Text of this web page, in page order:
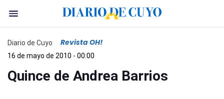
Diario de Cuyo Revista OH!
16 de mayo de 2010 - 00:00
Quince de Andrea Barrios